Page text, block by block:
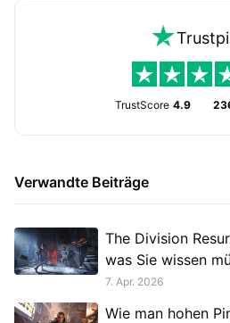
TrustScore 4.9
Verwandte Beiträge
The Division
was Sie wissen
7. Apr. 2026
Wie man hohen